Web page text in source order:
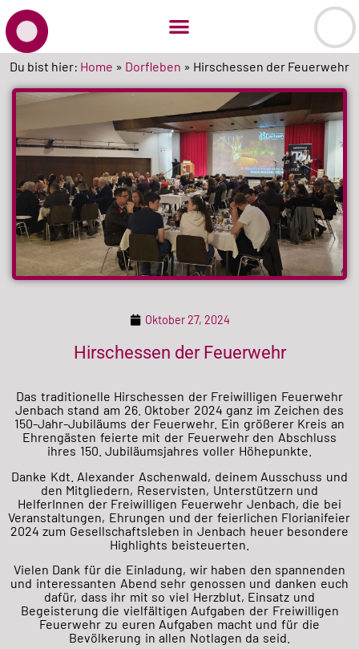
Du bist hier: Home » Dorfleben » Hirschessen der Feuerwehr
Oktober 27, 2024
Hirschessen der Feuerwehr
Das traditionelle Hirschessen der Freiwilligen Feuerwehr
Jenbach stand am 26. Oktober 2024 ganz im Zeichen des
150-Jahr-Jubiläums der Feuerwehr. Ein größerer Kreis an
Ehrengästen feierte mit der Feuerwehr den Abschluss
ihres 150. Jubiläumsjahres voller Höhepunkte.
Danke Kdt. Alexander Aschenwald, deinem Ausschuss und
den Mitgliedern, Reservisten, Unterstützern und
HelferInnen der Freiwilligen Feuerwehr Jenbach, die bei
Veranstaltungen, Ehrungen und der feierlichen Florianifeier
2024 zum Gesellschaftsleben in Jenbach heuer besondere
Highlights beisteuerten.
Vielen Dank für die Einladung, wir haben den spannenden
und interessanten Abend sehr genossen und danken euch
dafür, dass ihr mit so viel Herzblut, Einsatz und
Begeisterung die vielfältigen Aufgaben der Freiwilligen
Feuerwehr zu euren Aufgaben macht und für die
Bevölkerung in allen Notlagen da seid.